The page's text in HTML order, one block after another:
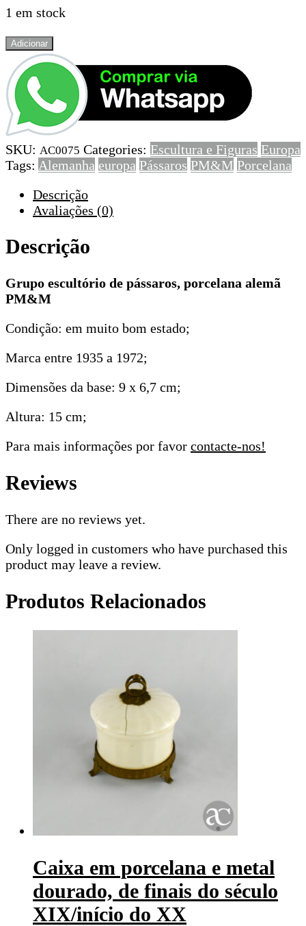
1 em stock
Quantidade
Grupo
escultório
de
pássaros,
porcelana
alemã
PM&M
Adicionar
SKU: AC0075 Categories: Escultura e Figuras Europa
Tags: Alemanha europa Pássaros PM&M Porcelana
Descrição
Avaliações (0)
Descrição
Grupo escultório de pássaros, porcelana alemã
PM&M
Condição: em muito bom estado;
Marca entre 1935 a 1972;
Dimensões da base: 9 x 6,7 cm;
Altura: 15 cm;
Para mais informações por favor contacte-nos!
Reviews
There are no reviews yet.
Only logged in customers who have purchased this
product may leave a review.
Produtos Relacionados
Caixa em porcelana e metal
dourado, de finais do século
XIX/início do XX